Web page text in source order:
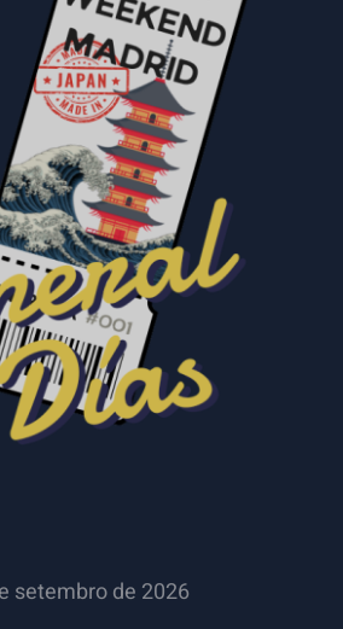
OPCIÓNS / DETALLES
setembro de 2026